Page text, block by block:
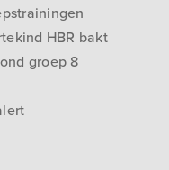
HBR bakt
groep 8